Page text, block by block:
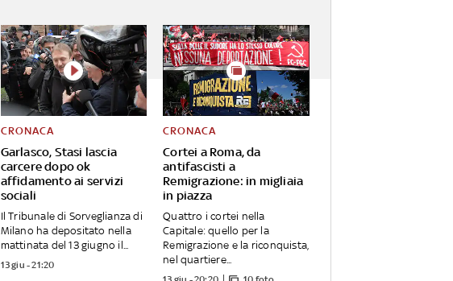
Garlasco, Stasi lascia
carcere dopo ok
affidamento ai servizi
sociali
CRONACA
Il Tribunale di Sorveglianza di
Milano ha depositato nella
mattinata del 13 giugno il...
13 giu - 21:20
Cortei a Roma, da
antifascisti a
Remigrazione: in migliaia
in piazza
CRONACA
Quattro i cortei nella
Capitale: quello per la
Remigrazione e la riconquista,
nel quartiere...